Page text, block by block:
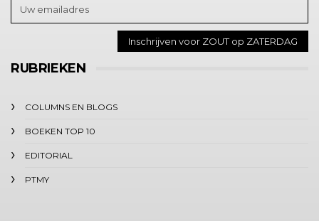
RUBRIEKEN
COLUMNS EN BLOGS
BOEKEN TOP 10
EDITORIAL
PTMY